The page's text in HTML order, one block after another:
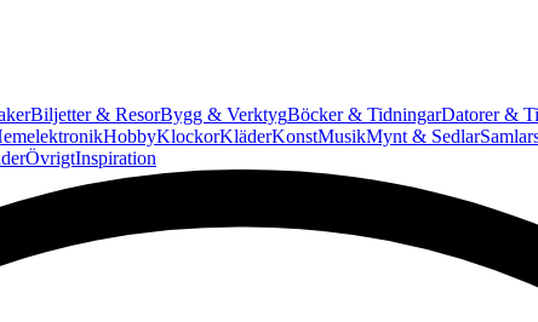
Biljetter & ResorBygg & VerktygBöcker & TidningarDatorer &
HobbyKlockorKläderKonstMusikMynt & Sedlar
ÖvrigtInspiration